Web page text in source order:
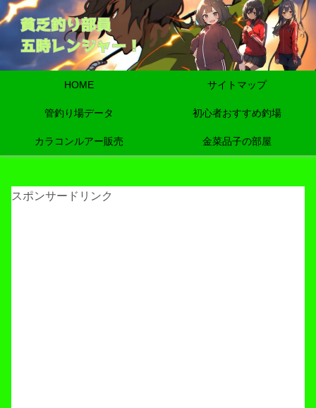
HOME サイトマップ
管釣り場データ 初心者おすすめ釣場
カラコンルアー販売 金菜品子の部屋
スポンサードリンク